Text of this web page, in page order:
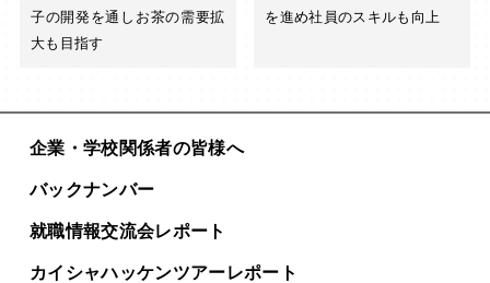
子の開発を通しお茶の需要拡
大も目指す
を進め社員のスキルも向上
企業・学校関係者の皆様へ
バックナンバー
就職情報交流会レポート
カイシャハッケンツアーレポート